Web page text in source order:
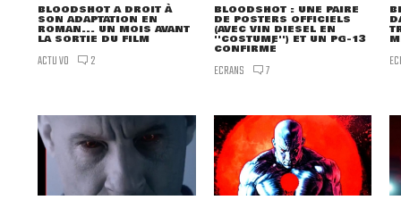
BLOODSHOT A DROIT À
SON ADAPTATION EN
ROMAN... UN MOIS AVANT
LA SORTIE DU FILM
ACTU VO 2
BLOODSHOT : UNE PAIRE
DE POSTERS OFFICIELS
(AVEC VIN DIESEL EN
''COSTUME'') ET UN PG-13
CONFIRMÉ
ECRANS 7